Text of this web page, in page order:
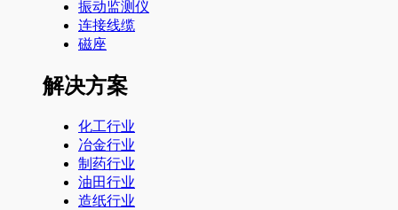
振动监测仪
连接线缆
磁座
解决方案
化工行业
冶金行业
制药行业
油田行业
造纸行业